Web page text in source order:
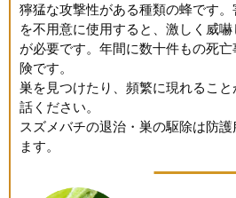
獰猛な攻撃性がある種類の蜂です
を不用意に使用すると、激しく威
が必要です。年間に数十件もの死
険です。
巣を見つけたり、頻繁に現れるこ
話ください。
スズメバチの退治・巣の駆除は防
ます。